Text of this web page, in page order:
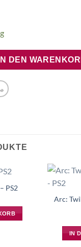
IN DEN
PS2
Arc:
IN